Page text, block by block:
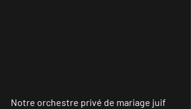
Notre orchestre privé de mariage juif